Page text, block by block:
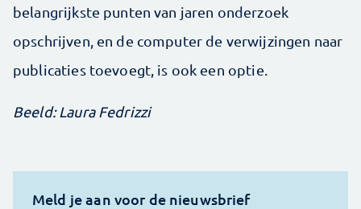
belangrijkste punten van jaren onderzoek
opschrijven, en de computer de verwijzingen naar
publicaties toevoegt, is ook een optie.
Beeld: Laura Fedrizzi
Meld je aan voor de nieuwsbrief